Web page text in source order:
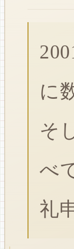
に
そ
べ
礼